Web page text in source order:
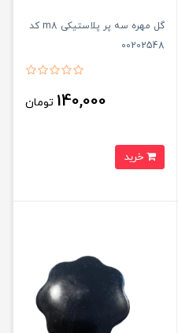
گل مهره سه پر پلاستیکی m8 کد
00202548
140,000 تومان